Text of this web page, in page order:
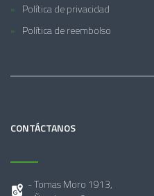
Política de privacidad
Política de reembolso
CONTÁCTANOS
- Tomas Moro 1913,